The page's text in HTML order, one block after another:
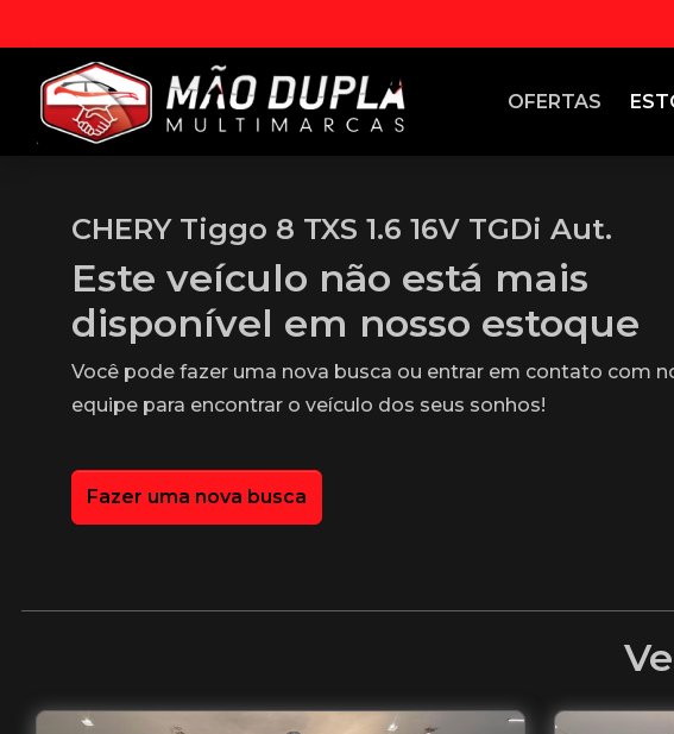
OFERTAS
CHERY Tiggo 8 TXS 1.6 16V TGDi Aut.
Este veículo não está mais
disponível em nosso estoque
Você pode fazer uma nova busca ou entrar em contato com
equipe para encontrar o veículo dos seus sonhos!
Fazer uma nova busca